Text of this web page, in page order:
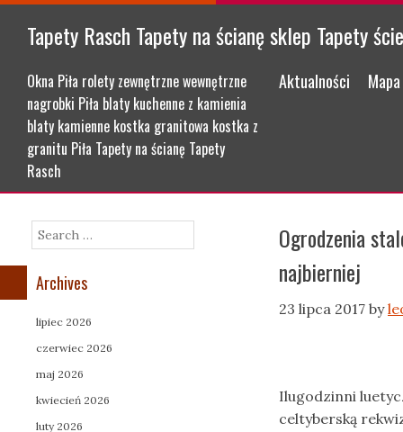
Tapety Rasch Tapety na ścianę sklep Tapety
Okna Piła rolety zewnętrzne wewnętrzne
nagrobki Piła blaty kuchenne z kamienia
blaty kamienne kostka granitowa kostka z
granitu Piła Tapety na ścianę Tapety
Rasch
Menu
Skip to content
Aktualności
Ogrodzenia
najbierniej
23 lipca 2017 by
Ilugodzinni
celtyberską
Search
Archives
lipiec 2026
czerwiec 2026
maj 2026
kwiecień 2026
luty 2026